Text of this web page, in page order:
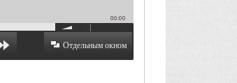
00:00
Отдельным окном